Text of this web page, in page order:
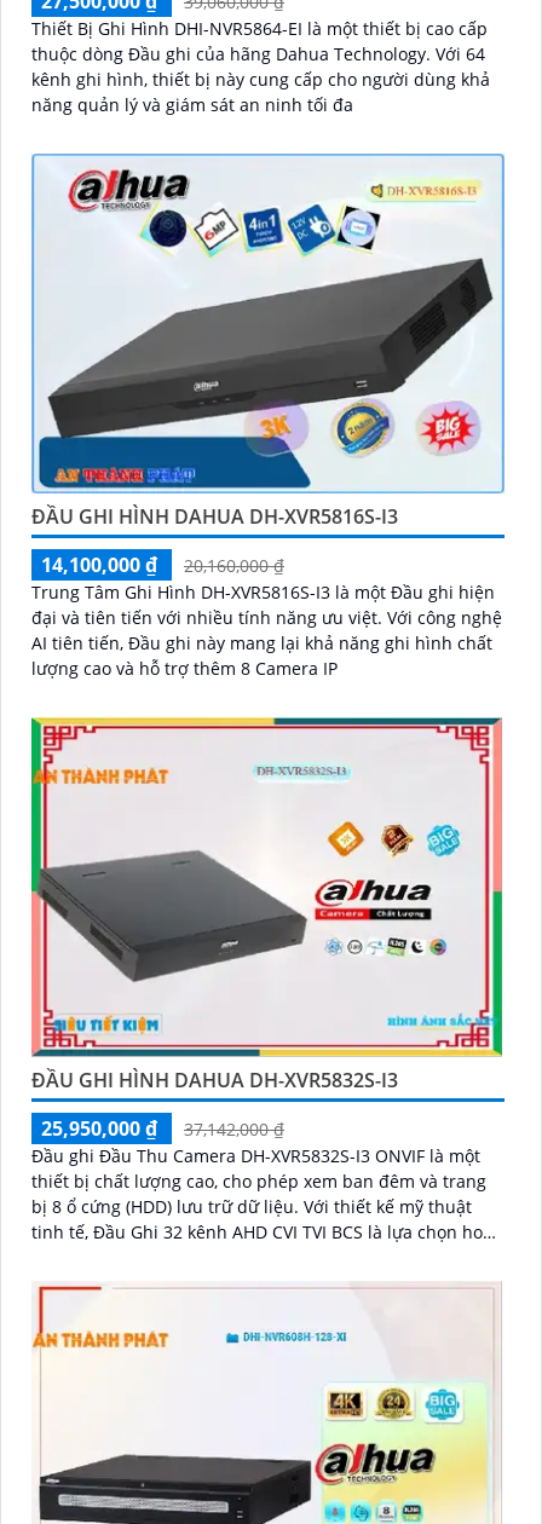
Thiết Bị Ghi Hình DHI-NVR5864-EI là một thiết bị cao cấp
thuộc dòng Đầu ghi của hãng Dahua Technology. Với 64
kênh ghi hình, thiết bị này cung cấp cho người dùng khả
năng quản lý và giám sát an ninh tối đa
ĐẦU GHI HÌNH DAHUA DH-XVR5816S-I3
14,100,000 ₫
20,160,000 ₫
Trung Tâm Ghi Hình DH-XVR5816S-I3 là một Đầu ghi hiện
đại và tiên tiến với nhiều tính năng ưu việt. Với công nghệ
AI tiên tiến, Đầu ghi này mang lại khả năng ghi hình chất
lượng cao và hỗ trợ thêm 8 Camera IP
ĐẦU GHI HÌNH DAHUA DH-XVR5832S-I3
25,950,000 ₫
37,142,000 ₫
Đầu ghi Đầu Thu Camera DH-XVR5832S-I3 ONVIF là một
thiết bị chất lượng cao, cho phép xem ban đêm và trang
bị 8 ổ cứng (HDD) lưu trữ dữ liệu. Với thiết kế mỹ thuật
tinh tế, Đầu Ghi 32 kênh AHD CVI TVI BCS là lựa chọn hoàn